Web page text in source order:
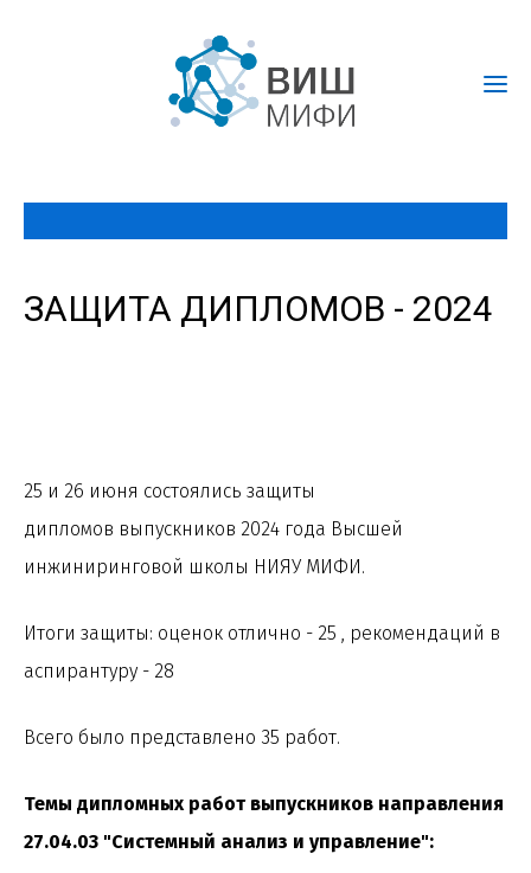
ЗАЩИТА ДИПЛОМОВ - 2024
25 и 26 июня состоялись защиты
дипломов выпускников 2024 года Высшей
инжиниринговой школы НИЯУ МИФИ.
Итоги защиты: оценок отлично - 25 , рекомендаций в
аспирантуру - 28
Всего было представлено 35 работ.
Темы дипломных работ выпускников направления
27.04.03 "Системный анализ и управление":